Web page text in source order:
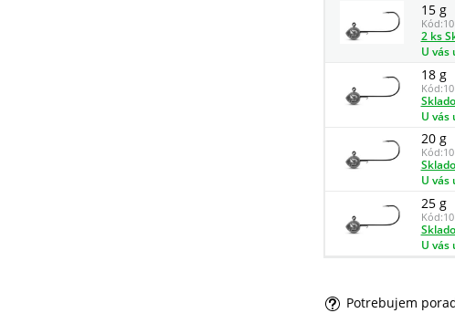
15 g
Kód:
2 ks
U vás
18 g
Kód:
U vás
20 g
Kód:
U vás
25 g
Kód:
U vás
Potrebujem